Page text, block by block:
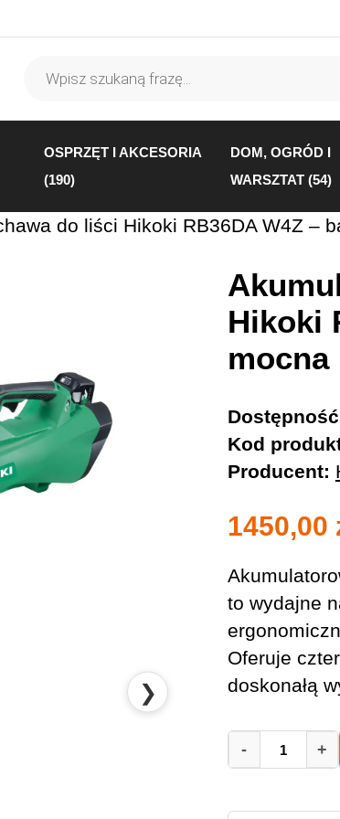
produktów
OSPRZĘT I AKCESORIA
(190)
DOM, OGRÓD I
WARSZTAT (54)
do liści Hikoki RB36DA W4Z –
❯
Hikoki
mocna
Kod
Producent:
1450,00
to wydajne
Oferuje
doskonałą
dmuchawa
- +